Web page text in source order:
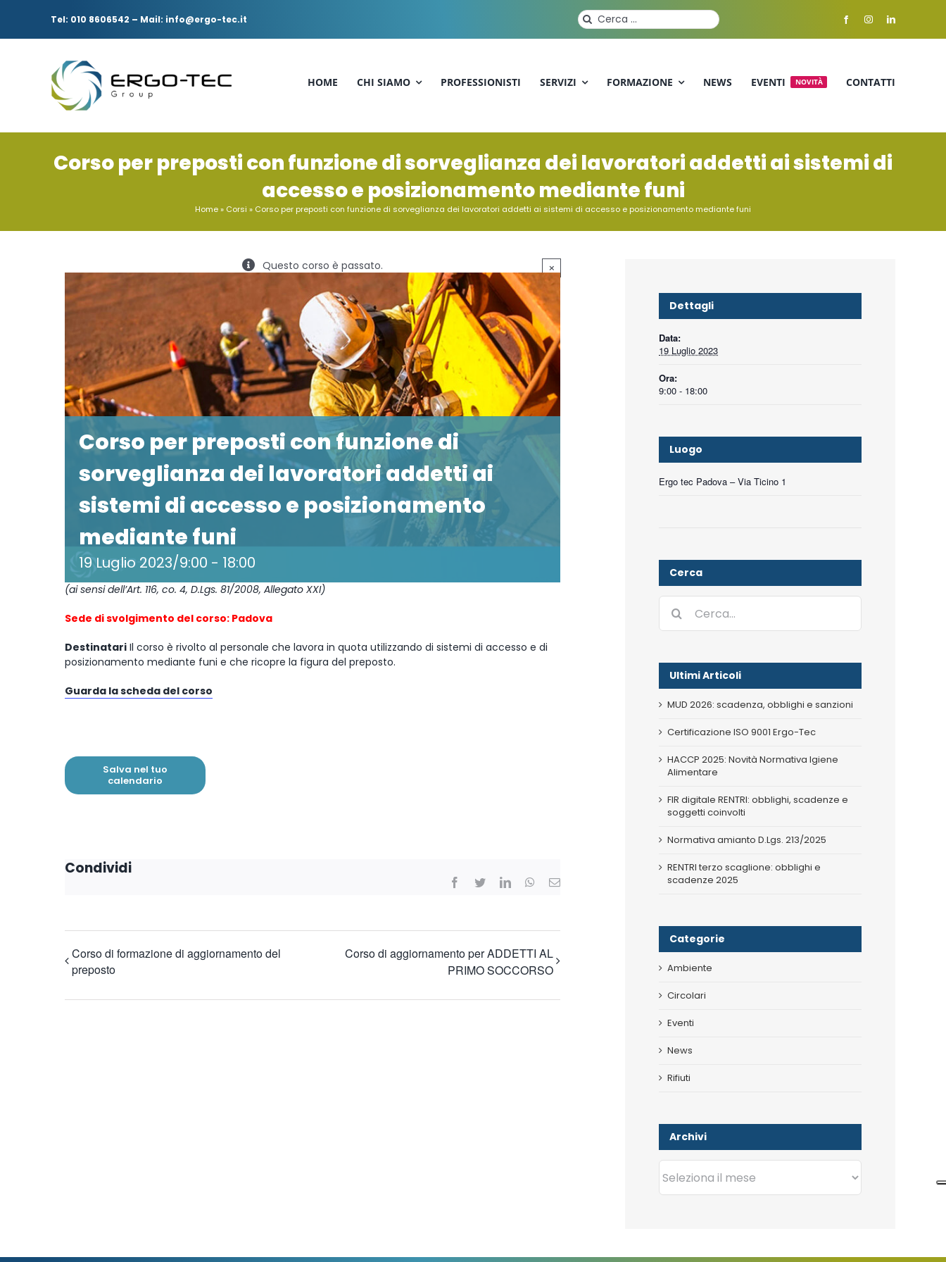
Tel: 010 8606542 – Mail: info@ergo-tec.it
Cerca
per:
HOME CHI SIAMO PROFESSIONISTI SERVIZI FORMAZIONE NEWS EVENTI NOVITÀ CONTATTI
Corso per preposti con funzione di sorveglianza dei lavoratori addetti ai sistemi di
accesso e posizionamento mediante funi
Home» Corsi » Corso per preposti con funzione di sorveglianza dei lavoratori addetti ai sistemi di accesso e posizionamento mediante funi
Questo corso è passato. ×
Corso per preposti con funzione di
sorveglianza dei lavoratori addetti ai
sistemi di accesso e posizionamento
mediante funi
19 Luglio 2023/9:00 - 18:00
(ai sensi dell’Art. 116, co. 4, D.Lgs. 81/2008, Allegato XXI)
Sede di svolgimento del corso: Padova
Destinatari Il corso è rivolto al personale che lavora in quota utilizzando di sistemi di accesso e di
posizionamento mediante funi e che ricopre la figura del preposto.
Guarda la scheda del corso
Salva nel tuo
calendario
Condividi
Facebook
Twitter LinkedInWhatsApp
Corso di formazione di aggiornamento del
preposto
Corso di aggiornamento per ADDETTI AL
PRIMO SOCCORSO
Dettagli
Data:
19 Luglio 2023
Ora:
9:00 - 18:00
Luogo
Ergo tec Padova – Via Ticino 1
Cerca
per:
Ultimi Articoli
MUD 2026: scadenza, obblighi e sanzioni
Certificazione ISO 9001 Ergo-Tec
HACCP 2025: Novità Normativa Igiene
Alimentare
FIR digitale RENTRI: obblighi, scadenze e
soggetti coinvolti
Normativa amianto D.Lgs. 213/2025
RENTRI terzo scaglione: obblighi e
scadenze 2025
Categorie
Ambiente
Circolari
Eventi
News
Rifiuti
Archivi